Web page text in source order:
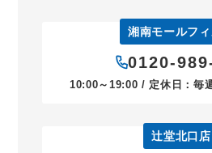
湘南モールフ
0120-
10:00～19:00 / 定休日：毎
辻堂北口店